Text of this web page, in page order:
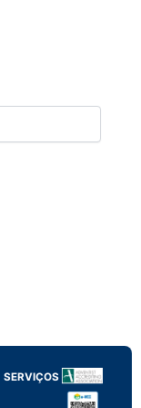
SERVIÇOS